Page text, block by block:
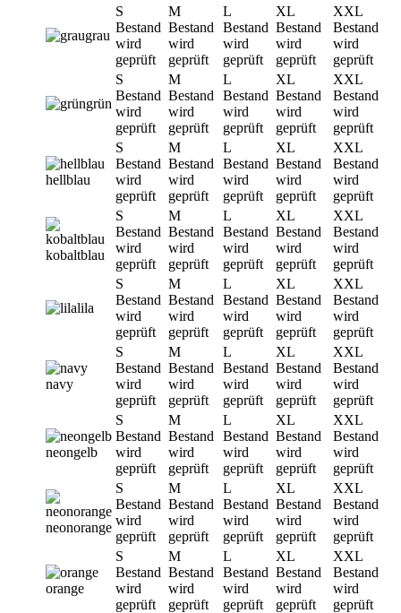
grau
S
Bestand
wird
geprüft
M
Bestand
wird
geprüft
L
Bestand
wird
geprüft
XL
Bestand
wird
geprüft
XXL
Bestand
wird
geprüft
grün
S
Bestand
wird
geprüft
M
Bestand
wird
geprüft
L
Bestand
wird
geprüft
XL
Bestand
wird
geprüft
XXL
Bestand
wird
geprüft
hellblau
S
Bestand
wird
geprüft
M
Bestand
wird
geprüft
L
Bestand
wird
geprüft
XL
Bestand
wird
geprüft
XXL
Bestand
wird
geprüft
kobaltblau
S
Bestand
wird
geprüft
M
Bestand
wird
geprüft
L
Bestand
wird
geprüft
XL
Bestand
wird
geprüft
XXL
Bestand
wird
geprüft
lila
S
Bestand
wird
geprüft
M
Bestand
wird
geprüft
L
Bestand
wird
geprüft
XL
Bestand
wird
geprüft
XXL
Bestand
wird
geprüft
navy
S
Bestand
wird
geprüft
M
Bestand
wird
geprüft
L
Bestand
wird
geprüft
XL
Bestand
wird
geprüft
XXL
Bestand
wird
geprüft
neongelb
S
Bestand
wird
geprüft
M
Bestand
wird
geprüft
L
Bestand
wird
geprüft
XL
Bestand
wird
geprüft
XXL
Bestand
wird
geprüft
neonorange
S
Bestand
wird
geprüft
M
Bestand
wird
geprüft
L
Bestand
wird
geprüft
XL
Bestand
wird
geprüft
XXL
Bestand
wird
geprüft
orange
S
Bestand
wird
geprüft
M
Bestand
wird
geprüft
L
Bestand
wird
geprüft
XL
Bestand
wird
geprüft
XXL
Bestand
wird
geprüft